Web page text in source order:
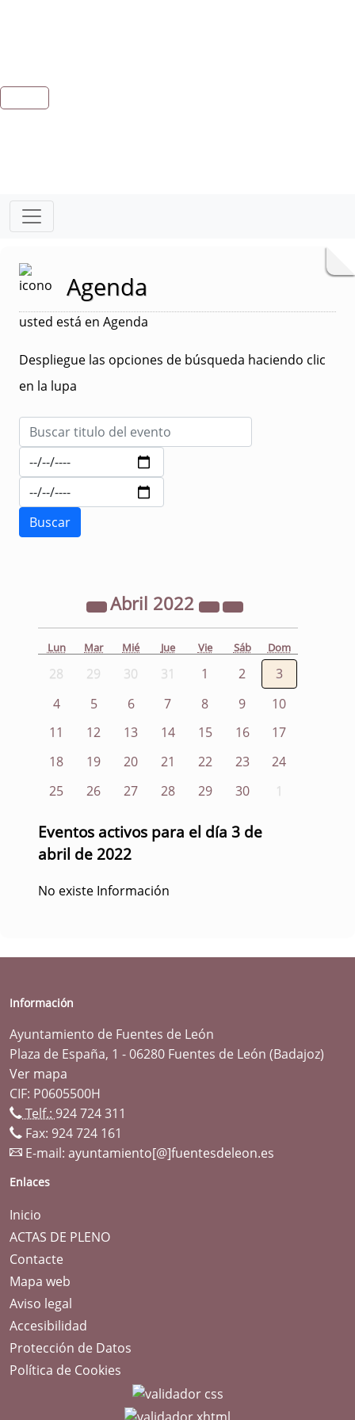
Agenda
usted está en Agenda
Despliegue las opciones de búsqueda haciendo clic
en la lupa
Abril 2022
Lun Mar Mié Jue Vie Sáb Dom
28 29 30 31 1 2
3
4
5 6 7 8 9
10
11
12 13 14 15 16
17
18
19 20 21 22 23
24
25
26 27 28 29 30 1
Eventos activos para el día 3 de
abril de 2022
No existe Información
Información
Ayuntamiento de Fuentes de León
Plaza de España, 1 - 06280 Fuentes de León (Badajoz)
Ver mapa
CIF: P0605500H
Telf.: 924 724 311
Fax: 924 724 161
E-mail: ayuntamiento[@]fuentesdeleon.es
Enlaces
Inicio
ACTAS DE PLENO
Contacte
Mapa web
Aviso legal
Accesibilidad
Protección de Datos
Política de Cookies